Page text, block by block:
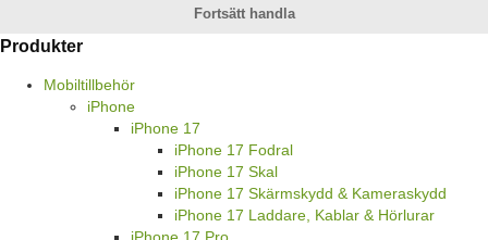
Fortsätt handla
Produkter
Mobiltillbehör
iPhone
iPhone 17
iPhone 17 Fodral
iPhone 17 Skal
iPhone 17 Skärmskydd & Kameraskydd
iPhone 17 Laddare, Kablar & Hörlurar